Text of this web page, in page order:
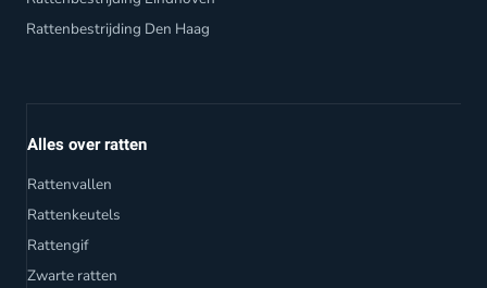
Rattenbestrijding Den Haag
Alles over ratten
Rattenvallen
Rattenkeutels
Rattengif
Zwarte ratten